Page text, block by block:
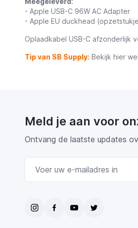
- Apple USB-C 96W AC Adapter
- Apple EU duckhead
Oplaadkabel USB-C afzonderlijk
Tip van SB Supply: Bekijk hier
Meld je aan voor
Ontvang de laatste updates